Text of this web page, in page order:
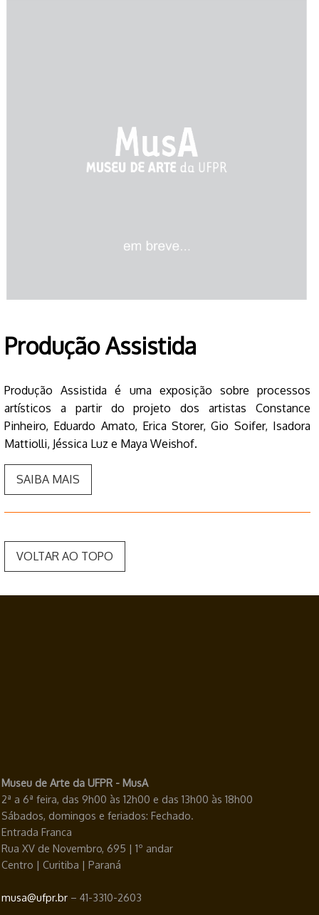
Produção Assistida
Produção Assistida é uma exposição sobre processos
artísticos a partir do projeto dos artistas Constance
Pinheiro, Eduardo Amato, Erica Storer, Gio Soifer, Isadora
Mattiolli, Jéssica Luz e Maya Weishof.
SAIBA MAIS
VOLTAR AO TOPO
Museu de Arte da UFPR - MusA
2ª a 6ª feira, das 9h00 às 12h00 e das 13h00 às 18h00
Sábados, domingos e feriados: Fechado.
Entrada Franca
Rua XV de Novembro, 695 | 1º andar
Centro | Curitiba | Paraná
musa@ufpr.br – 41-3310-2603